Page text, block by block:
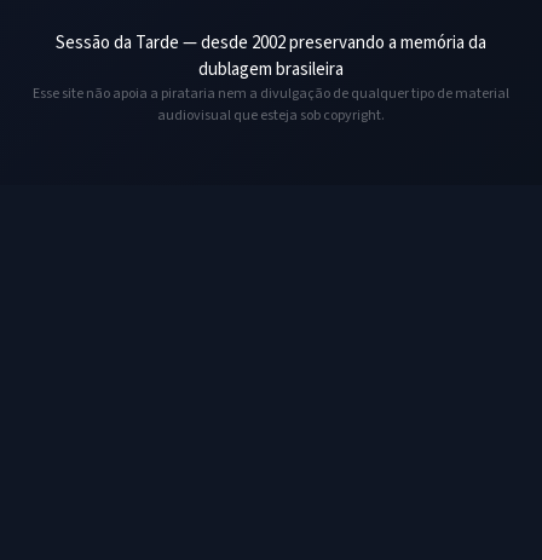
Sessão da Tarde — desde 2002 preservando a memória da
dublagem brasileira
Esse site não apoia a pirataria nem a divulgação de qualquer tipo de material
audiovisual que esteja sob copyright.